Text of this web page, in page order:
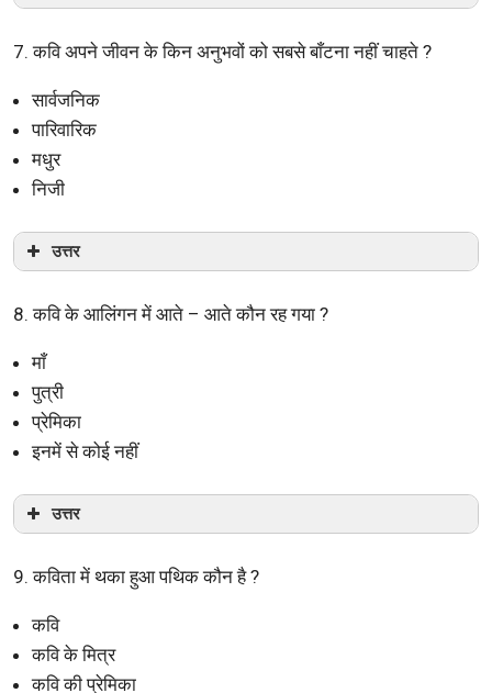
7. कवि अपने जीवन के किन अनुभवों को सबसे बाँटना नहीं चाहते ?
सार्वजनिक
पारिवारिक
मधुर
निजी
उत्तर
8. कवि के आलिंगन में आते – आते कौन रह गया ?
माँ
पुत्री
प्रेमिका
इनमें से कोई नहीं
उत्तर
9. कविता में थका हुआ पथिक कौन है ?
कवि
कवि के मित्र
कवि की प्रेमिका